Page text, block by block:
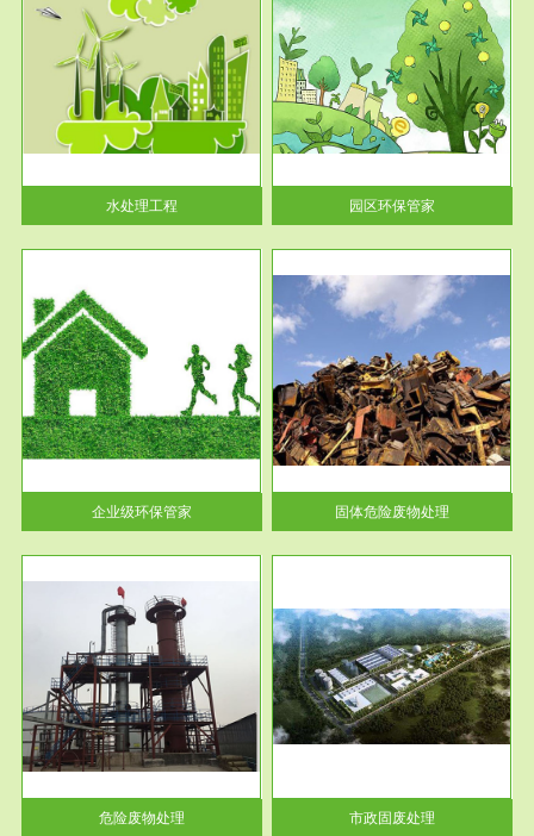
水处理工程
服务范围
园区环保管家
2016 年 4 月，环保部下发《关
于积极发挥环境保护作用促进供
给侧结...
园区环保管家
企业级环保管家
服务范围
固体危险废物处理
固体废物解释：固体废物是指人
们在生产建设、日常生活和其他
活动中...
固体危险废物处理
危险废物处理
服务范围
市政固废处理
蔚蓝生态环境科技所从事的市政
废物处理业务包括市政废物的处
理处...
市政固废处理